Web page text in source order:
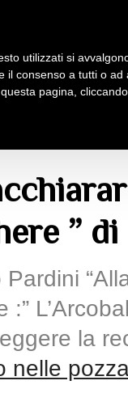
”
:”
la
nelle
utilizzati si
il consenso a tutti o
pagina,